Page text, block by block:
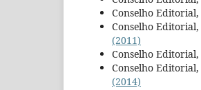
Conselho Editorial,
Conselho Editorial,
(2011)
Conselho Editorial,
Conselho Editorial,
(2014)